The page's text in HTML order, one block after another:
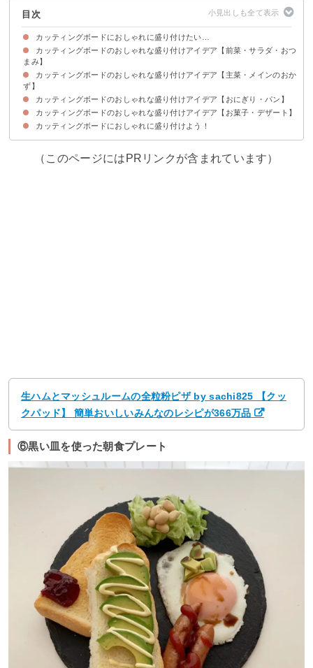
目次
カッティングボードにおしゃれに盛り付けたい…
カッティングボードにおしゃれに盛り付けるコツ・ポイント
カッティングボードのおしゃれな盛り付けアイデア【前菜・サラダ・おつ
まみ】
①器を使った前菜の盛り合わせ
②色々な種類を楽しむチーズの盛り合わせ
③カラフルで華やかなコブサラダ
④シックな色合いでまとめたキッシュの盛り付け
⑤カッティングボードに映えるアボカドのエッグボード
⑥並べて盛り付ける生ハムといちじくのおつまみ
⑦パーティーに最適な唐揚げピンチョス
カッティングボードのおしゃれな盛り付けアイデア【主菜・メインのおか
ず】
①ローストビーフなどの肉料理の盛り付けアイデア
②そのまま切り分けられるオープンオムレツ
③サラダを添えて彩りよく盛り付けた鶏ハム
④さつまいものグラタン
⑤黒い皿にミートローフを盛り付けるアイデア
カッティングボードのおしゃれな盛り付けアイデア【おにぎり・パン】
①パーティー向けおにぎり
②和食の献立にも映えるスティックおにぎり
③ワックスペーパーをアクセントにしたサンドイッチの盛り付けアイデア
④黒い皿に映えるてまり寿司
⑤切り分けしやすいピザの盛り付け
⑥黒い皿を使った朝食プレート
カッティングボードのおしゃれな盛り付けアイデア【お菓子・デザート】
①サーブしやすいパウンドケーキの盛り付け
②オレンジゼリー
カッティングボードにおしゃれに盛り付けよう！
（このページにはPRリンクが含まれています）
生ハムとマッシュルームの全粒粉ピザ by sachi825 【クッ
クパッド】 簡単おいしいみんなのレシピが366万品
⑥黒い皿を使った朝食プレート